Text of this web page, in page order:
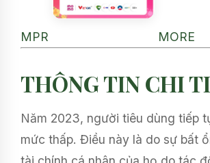
MPR MORE
THÔNG TIN CHI
Năm 2023, người tiêu dùng tiếp
mức thấp. Điều này là do sự bất